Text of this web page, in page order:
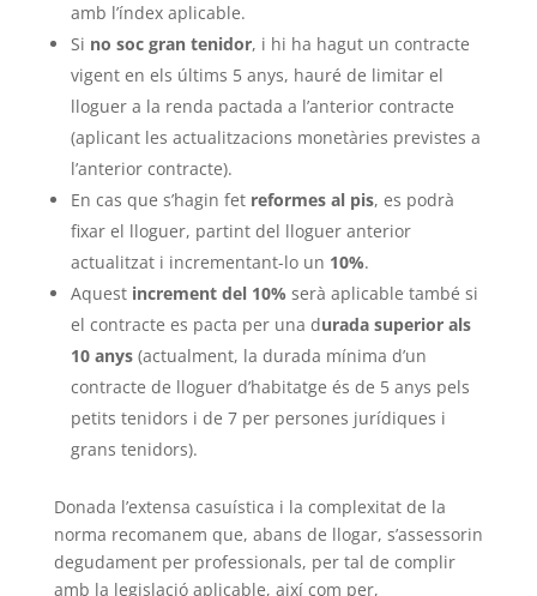
amb l’índex aplicable.
Si no soc gran tenidor, i hi ha hagut un contracte
vigent en els últims 5 anys, hauré de limitar el
lloguer a la renda pactada a l’anterior contracte
(aplicant les actualitzacions monetàries previstes a
l’anterior contracte).
En cas que s’hagin fet reformes al pis, es podrà
fixar el lloguer, partint del lloguer anterior
actualitzat i incrementant-lo un 10%.
Aquest increment del 10% serà aplicable també si
el contracte es pacta per una durada superior als
10 anys(actualment, la durada mínima d’un
contracte de lloguer d’habitatge és de 5 anys pels
petits tenidors i de 7 per persones jurídiques i
grans tenidors).
Donada l’extensa casuística i la complexitat de la
norma recomanem que, abans de llogar, s’assessorin
degudament per professionals, per tal de complir
amb la legislació aplicable, així com per,